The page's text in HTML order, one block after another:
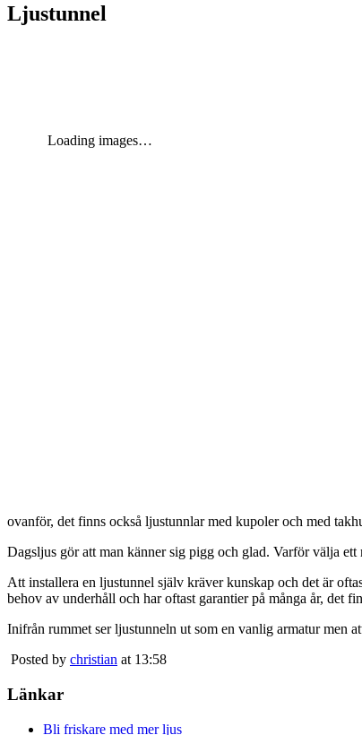
Ljustunnel
Loading images…
ovanför, det finns också ljustunnlar med kupoler och med
Dagsljus gör att man känner sig pigg och glad. Varför välja
Att installera en ljustunnel själv kräver kunskap och det är
behov av underhåll och har oftast garantier på många år, det
Inifrån rummet ser ljustunneln ut som en vanlig armatur men
Posted by christian at 13:58
Länkar
Bli friskare med mer ljus